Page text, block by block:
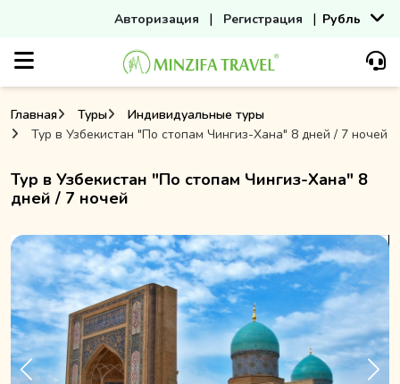
Авторизация | Регистрация | Рубль
Главная Туры
Индивидуальные туры
Тур в Узбекистан "По стопам Чингиз-Хана" 8 дней / 7 ночей
Тур в Узбекистан "По стопам Чингиз-Хана" 8
дней / 7 ночей